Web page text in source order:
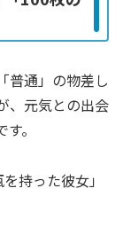
普通」の物差し
、元気との出会
。
持った彼女」